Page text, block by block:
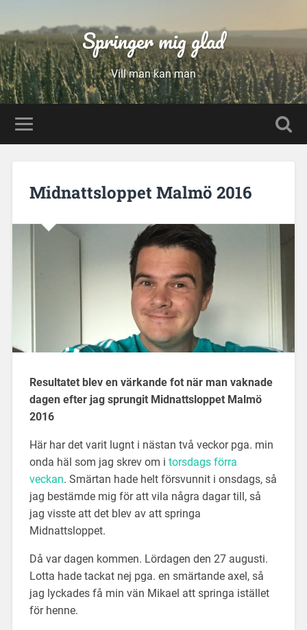
Springer mig glad
Vill man kan man
Midnattsloppet Malmö 2016
Resultatet blev en värkande fot när man vaknade
dagen efter jag sprungit Midnattsloppet Malmö
2016
Här har det varit lugnt i nästan två veckor pga. min
onda häl som jag skrev om i torsdags förra
veckan. Smärtan hade helt försvunnit i onsdags, så
jag bestämde mig för att vila några dagar till, så
jag visste att det blev av att springa
Midnattsloppet.
Då var dagen kommen. Lördagen den 27 augusti.
Lotta hade tackat nej pga. en smärtande axel, så
jag lyckades få min vän Mikael att springa istället
för henne.